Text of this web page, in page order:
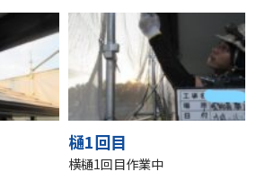
樋1回目
横樋1回目作業中